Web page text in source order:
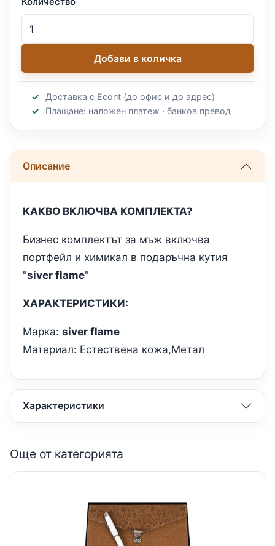
Добави в количка
Доставка с Econt (до офис и до адрес)
Плащане: наложен платеж · банков превод
Описание
КАКВО ВКЛЮЧВА КОМПЛЕКТА?
Бизнес комплектът за мъж включва
портфейл и химикал в подаръчна кутия
"siver flame"
ХАРАКТЕРИСТИКИ:
Марка: siver flame
Материал: Естествена кожа,Метал
Характеристики
Още от категорията